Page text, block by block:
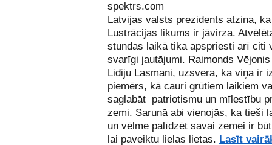
spektrs.com
Latvijas valsts prezidents atzina, ka
Lustrācijas likums ir jāvirza.
stundas laikā tika apspriesti arī citi
svarīgi jautājumi. Raimonds
Lidiju Lasmani, uzsvera, ka viņa ir
piemērs, kā cauri grūtiem laikiem
saglabāt patriotismu un mīlestību
zemi. Sarunā abi vienojās, ka tieši
un vēlme palīdzēt savai zemei ir
lai paveiktu lielas lietas. Lasīt